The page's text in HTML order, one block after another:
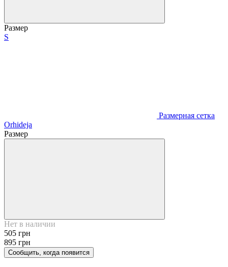
Размер
S
Размерная сетка
Orhideja
Размер
Нет в наличии
505 грн
895 грн
Сообщить, когда появится